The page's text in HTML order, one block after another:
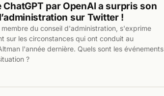
ChatGPT par OpenAI a surpris son
sur Twitter !
membre du conseil d'administration, s'exprime
sur les circonstances qui ont conduit au
l'année dernière. Quels sont les événements
?